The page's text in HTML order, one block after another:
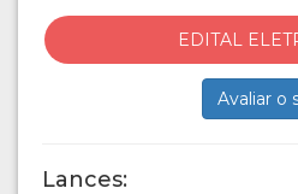
EDITAL
Avaliar o
Lances: